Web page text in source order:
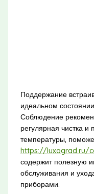
Поддержание
идеальном
Соблюдение
регулярная чистка и
температуры,
https://luxograd.ru/
содержит полезную
обслуживания и
приборами.